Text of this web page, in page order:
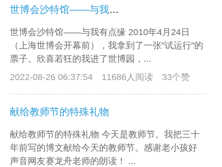
世博会沙特馆——与我有点缘
世博会沙特馆——与我有点缘 2010年4月24日
（上海世博会开幕前），我拿到了一张"试运行"的
票子。欣喜若狂的我进了世博园，...
2022-08-26 06:37:54
11686人阅读 33个赞
献给教师节的特殊礼物
献给教师节的特殊礼物 今天是教师节。我把三十
年前写的博文献给今天的教师节。感谢老小孩好
声音网友赛龙舟老师的朗读！ ...